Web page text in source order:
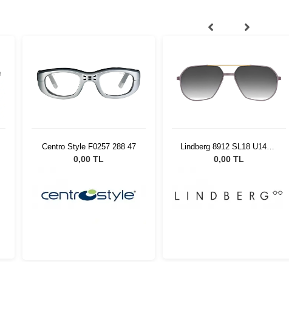
Centro Style F0257 288 47
0,00 TL
Lindberg 8912 SL18 U14GT
57
0,00 TL